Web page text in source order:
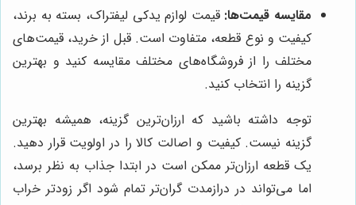
مقایسه قیمت‌ها: قیمت لوازم یدکی لیفتراک، بسته به برند،
کیفیت و نوع قطعه، متفاوت است. قبل از خرید، قیمت‌های
مختلف را از فروشگاه‌های مختلف مقایسه کنید و بهترین
گزینه را انتخاب کنید.
توجه داشته باشید که ارزان‌ترین گزینه، همیشه بهترین
گزینه نیست. کیفیت و اصالت کالا را در اولویت قرار دهید.
یک قطعه ارزان‌تر ممکن است در ابتدا جذاب به نظر برسد،
اما می‌تواند در درازمدت گران‌تر تمام شود اگر زودتر خراب